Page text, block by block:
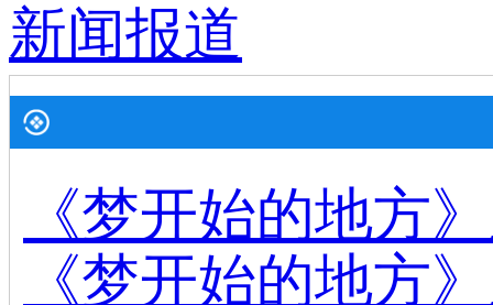
新闻报道
《梦开始的地方
《梦开始的地方